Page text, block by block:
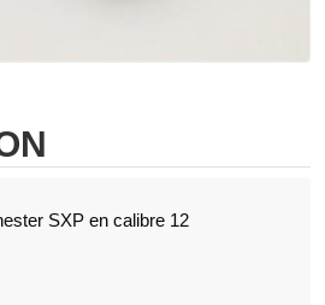
SXP en calibre 12